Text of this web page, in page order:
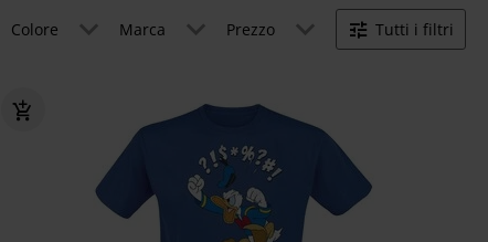
Colore Marca Prezzo Tutti i filtri